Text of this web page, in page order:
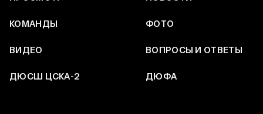
КОМАНДЫ ФОТО
ВИДЕО ВОПРОСЫ И ОТВЕТЫ
ДЮСШ ЦСКА-2 ДЮФА